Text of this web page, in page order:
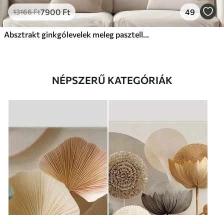
13166Ft7900Ft 49
Absztrakt ginkgólevelek meleg pasztell színekben
NÉPSZERŰ KATEGÓRIÁK